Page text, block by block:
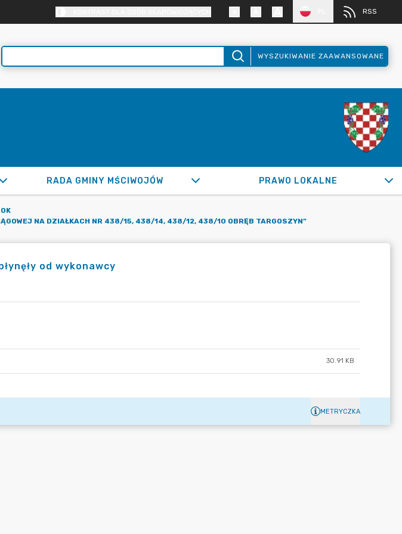
RSS
WYSZUKIWANIE ZAAWANSOWANE
RADA GMINY MŚCIWOJÓW PRAWO LOKALNE
NA DZIAŁKACH NR 438/15, 438/14, 438/12, 438/10 OBRĘB TARGOSZYN”
od wykonawcy
30.91 KB
METRYCZKA